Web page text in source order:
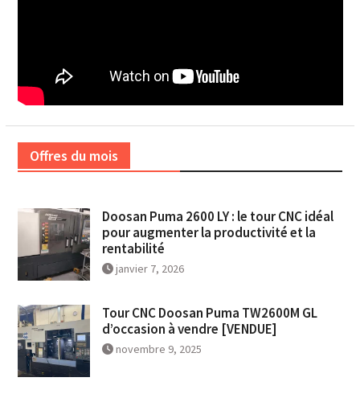
Offres du mois
Doosan Puma 2600 LY : le tour CNC idéal
pour augmenter la productivité et la
rentabilité
janvier 7, 2026
Tour CNC Doosan Puma TW2600M GL
d’occasion à vendre [VENDUE]
novembre 9, 2025